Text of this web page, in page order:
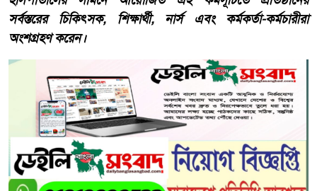
সর্বস্তরের চিকিৎসক, শিক্ষার্থী, নার্স এবং কর্মকর্তা-কর্মচারীরা
অংশগ্রহণ করেন।